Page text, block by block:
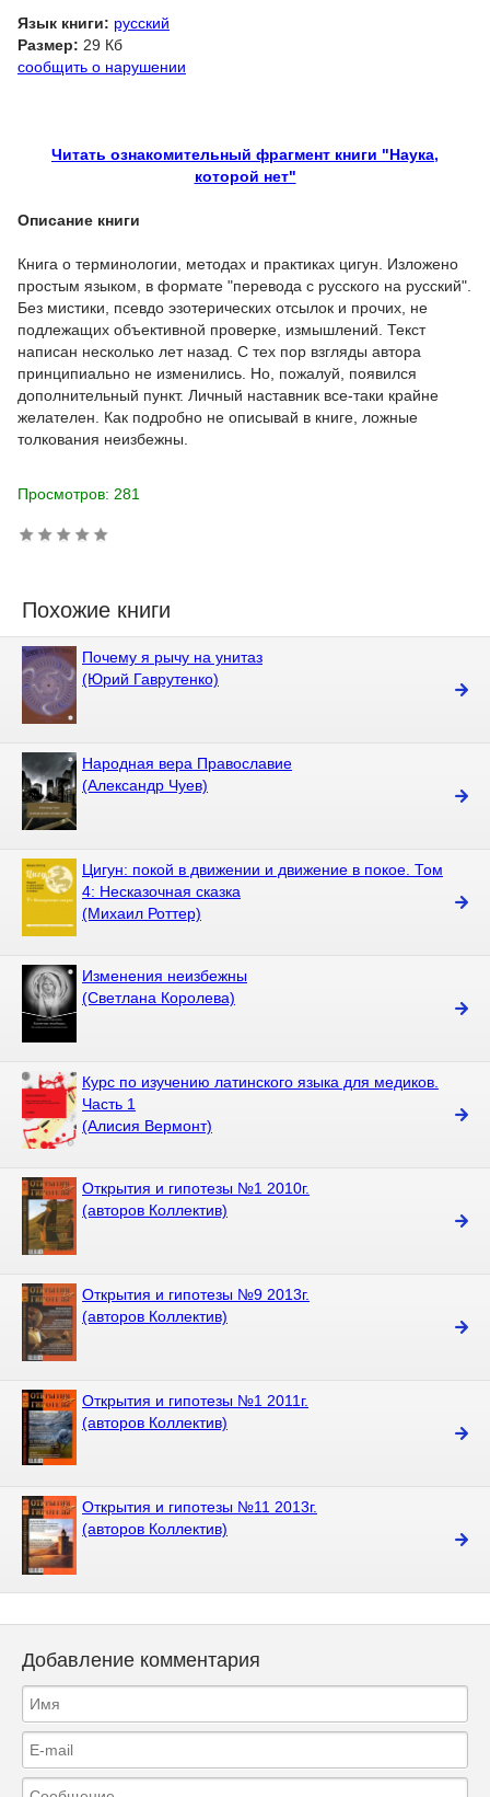
Язык книги: русский
Размер: 29 Кб
сообщить о нарушении
Читать ознакомительный фрагмент книги "Наука,
которой нет"
Описание книги
Книга о терминологии, методах и практиках цигун. Изложено
простым языком, в формате "перевода с русского на русский".
Без мистики, псевдо эзотерических отсылок и прочих, не
подлежащих объективной проверке, измышлений. Текст
написан несколько лет назад. С тех пор взгляды автора
принципиально не изменились. Но, пожалуй, появился
дополнительный пункт. Личный наставник все-таки крайне
желателен. Как подробно не описывай в книге, ложные
толкования неизбежны.
Просмотров: 281
Похожие книги
Почему я рычу на унитаз
(Юрий Гаврутенко)
Народная вера Православие
(Александр Чуев)
Цигун: покой в движении и движение в покое. Том
4: Несказочная сказка
(Михаил Роттер)
Изменения неизбежны
(Светлана Королева)
Курс по изучению латинского языка для медиков.
Часть 1
(Алисия Вермонт)
Открытия и гипотезы №1 2010г.
(авторов Коллектив)
Открытия и гипотезы №9 2013г.
(авторов Коллектив)
Открытия и гипотезы №1 2011г.
(авторов Коллектив)
Открытия и гипотезы №11 2013г.
(авторов Коллектив)
Добавление комментария